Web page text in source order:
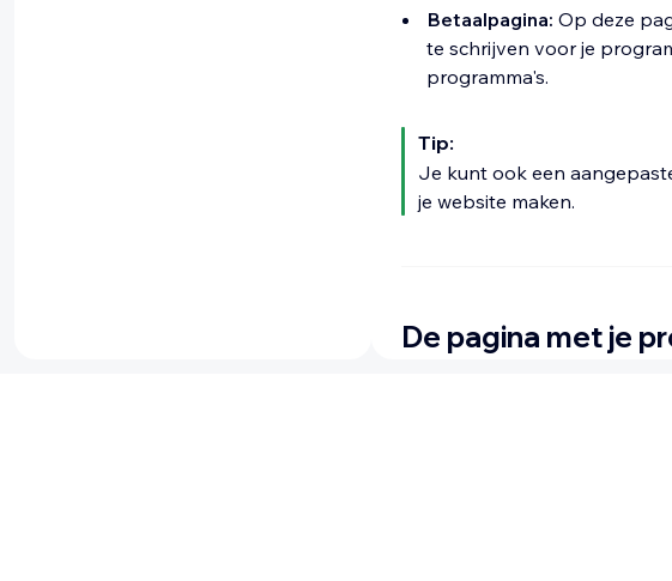
Betaalpagina: Op deze
te schrijven voor je
programma's.
Tip:
Je kunt ook een
je website maken.
De pagina met je